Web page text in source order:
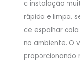
a instalação
rápida e limpa,
de espalhar
no ambiente. O
proporcionando